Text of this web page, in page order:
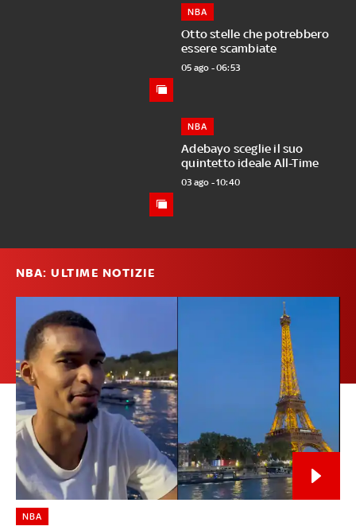
Otto stelle che potrebbero
essere scambiate
NBA
05 ago - 06:53
Adebayo sceglie il suo
quintetto ideale All-Time
NBA
03 ago - 10:40
NBA: ULTIME NOTIZIE
NBA